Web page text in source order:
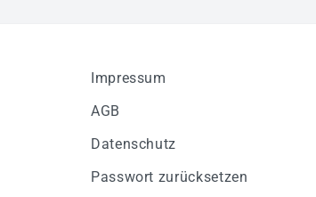
Impressum
AGB
Datenschutz
Passwort zurücksetzen